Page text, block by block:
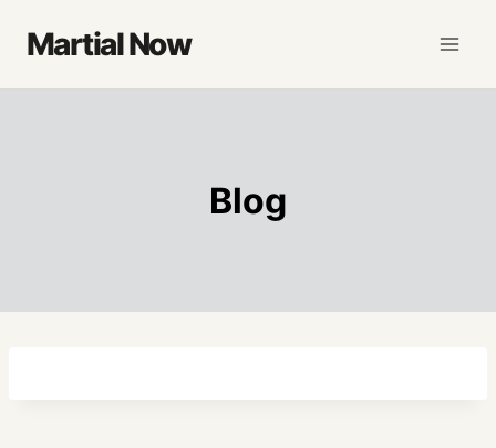
Martial Now
Blog